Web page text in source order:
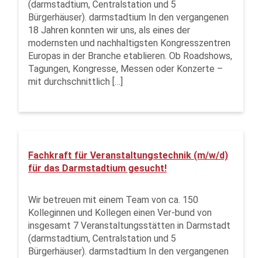
(darmstadtium, Centralstation und 5
Bürgerhäuser). darmstadtium In den vergangenen
18 Jahren konnten wir uns, als eines der
modernsten und nachhaltigsten Kongresszentren
Europas in der Branche etablieren. Ob Roadshows,
Tagungen, Kongresse, Messen oder Konzerte –
mit durchschnittlich […]
Fachkraft für Veranstaltungstechnik (m/w/d)
für das Darmstadtium gesucht!
Wir betreuen mit einem Team von ca. 150
Kolleginnen und Kollegen einen Ver-bund von
insgesamt 7 Veranstaltungsstätten in Darmstadt
(darmstadtium, Centralstation und 5
Bürgerhäuser). darmstadtium In den vergangenen